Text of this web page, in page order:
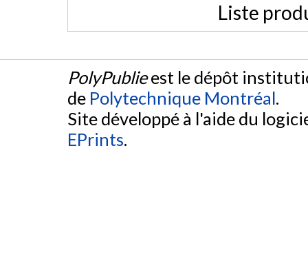
Liste
PolyPublieest le dépôt
de Polytechnique Montréal.
Site développé à l'aide du
EPrints.